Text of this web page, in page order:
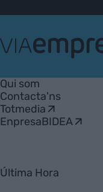
Empresa
Qui som
Contacta'ns
Totmedia
EnpresaBIDEA
Última Hora